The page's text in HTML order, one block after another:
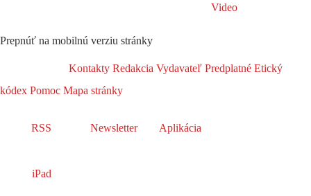
Video
Prepnúť na mobilnú verziu stránky
Kontakty Redakcia Vydavateľ Predplatné Etický
kódex Pomoc Mapa stránky
RSS Newsletter Aplikácia
iPad